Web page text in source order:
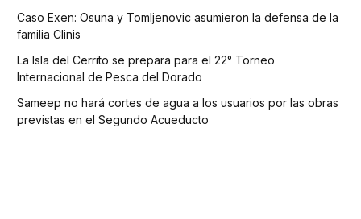
Caso Exen: Osuna y Tomljenovic asumieron la defensa de la
familia Clinis
La Isla del Cerrito se prepara para el 22° Torneo
Internacional de Pesca del Dorado
Sameep no hará cortes de agua a los usuarios por las obras
previstas en el Segundo Acueducto